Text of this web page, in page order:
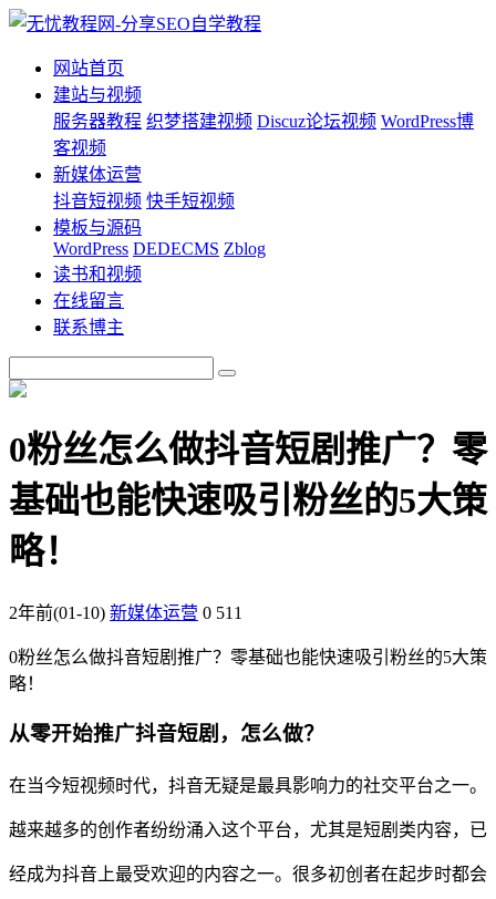
网站首页
建站与视频
服务器教程 织梦搭建视频 Discuz论坛视频 WordPress博
客视频
新媒体运营
抖音短视频 快手短视频
模板与源码
WordPress DEDECMS Zblog
读书和视频
在线留言
联系博主
0粉丝怎么做抖音短剧推广？零
基础也能快速吸引粉丝的5大策
略！
2年前(01-10) 新媒体运营 0 511
0粉丝怎么做抖音短剧推广？零基础也能快速吸引粉丝的5大策
略！
从零开始推广抖音短剧，怎么做？
在当今短视频时代，抖音无疑是最具影响力的社交平台之一。
越来越多的创作者纷纷涌入这个平台，尤其是短剧类内容，已
经成为抖音上最受欢迎的内容之一。很多初创者在起步时都会